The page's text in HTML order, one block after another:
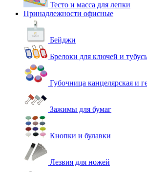
Тесто и масса для лепки
Принадлежности офисные
Бейджи
Брелоки для ключей и
Губочница канцелярская и
Зажимы для бумаг
Кнопки и булавки
Лезвия для ножей